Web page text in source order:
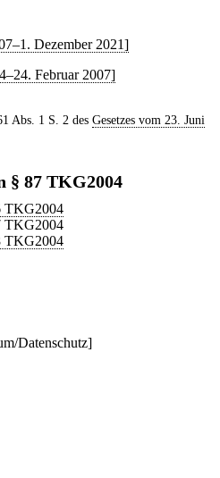
Dezember 2021]
Februar 2007]
Abs. 1 S. 2 des Gesetzes vom 23. Juni
§ 87 TKG2004
TKG2004
TKG2004
TKG2004
Datenschutz]